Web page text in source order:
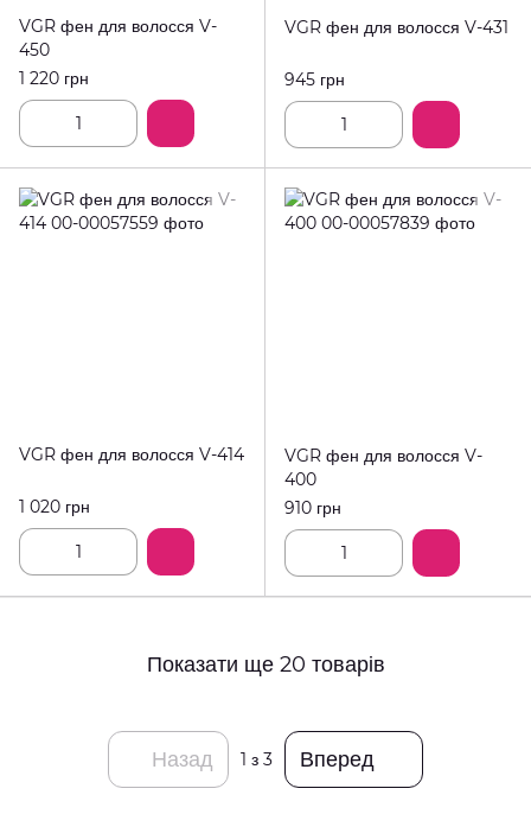
VGR фен для волосся V-
450
1 220 грн
VGR фен для волосся V-431
945 грн
VGR фен для волосся V-414
1 020 грн
VGR фен для волосся V-
400
910 грн
Показати ще 20 товарів
Назад 1 з 3 Вперед